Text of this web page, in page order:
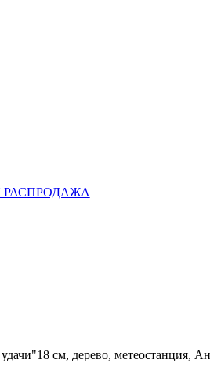
см, дерево, метеостанция,